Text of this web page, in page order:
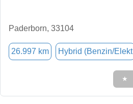
Paderborn, 33104
26.997 km Hybrid (Benzin/Elekt
★